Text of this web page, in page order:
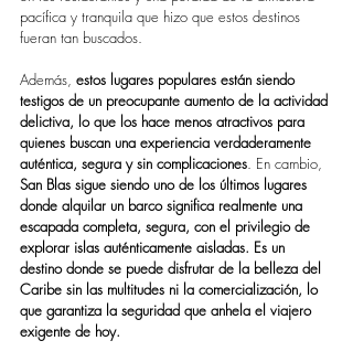
pacífica y tranquila que hizo que estos destinos
fueran tan buscados.
Además, estos lugares populares están siendo
testigos de un preocupante aumento de la actividad
delictiva, lo que los hace menos atractivos para
quienes buscan una experiencia verdaderamente
auténtica, segura y sin complicaciones. En cambio,
San Blas sigue siendo uno de los últimos lugares
donde alquilar un barco significa realmente una
escapada completa, segura, con el privilegio de
explorar islas auténticamente aisladas. Es un
destino donde se puede disfrutar de la belleza del
Caribe sin las multitudes ni la comercialización, lo
que garantiza la seguridad que anhela el viajero
exigente de hoy.